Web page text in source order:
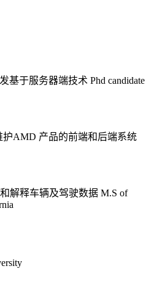
基于服务器端技术 Phd candidate
护AMD 产品的前端和后端系统
解释车辆及驾驶数据 M.S of